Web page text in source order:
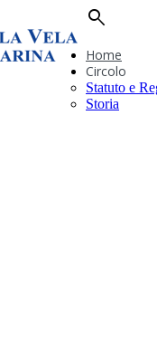
search
Home
Circolo
Statuto e
Storia